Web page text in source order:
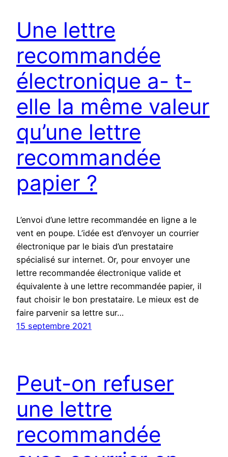
Une lettre
recommandée
électronique a- t-
elle la même valeur
qu’une lettre
recommandée
papier ?
L’envoi d’une lettre recommandée en ligne a le
vent en poupe. L’idée est d’envoyer un courrier
électronique par le biais d’un prestataire
spécialisé sur internet. Or, pour envoyer une
lettre recommandée électronique valide et
équivalente à une lettre recommandée papier, il
faut choisir le bon prestataire. Le mieux est de
faire parvenir sa lettre sur…
15 septembre 2021
Peut-on refuser
une lettre
recommandée